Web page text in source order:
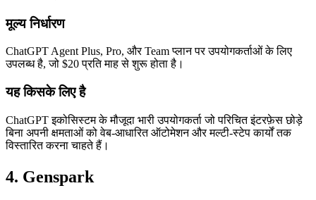
मूल्य निर्धारण
ChatGPT Agent Plus, Pro, और Team प्लान पर उपयोगकर्ताओं के लिए
उपलब्ध है, जो $20 प्रति माह से शुरू होता है।
यह किसके लिए है
ChatGPT इकोसिस्टम के मौजूदा भारी उपयोगकर्ता जो परिचित इंटरफ़ेस छोड़े
बिना अपनी क्षमताओं को वेब-आधारित ऑटोमेशन और मल्टी-स्टेप कार्यों तक
विस्तारित करना चाहते हैं।
4. Genspark